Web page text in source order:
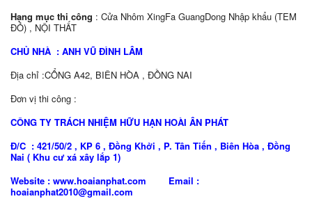
Hạng mục thi công : Cửa Nhôm XingFa GuangDong Nhập khẩu (TEM
ĐỎ) , NỘI THẤT
CHỦ NHÀ : ANH VŨ ĐÌNH LÂM
Địa chỉ :CỔNG A42, BIÊN HÒA , ĐỒNG NAI
Đơn vị thi công :
CÔNG TY TRÁCH NHIỆM HỮU HẠN HOÀI ÂN PHÁT
Đ/C : 421/50/2 , KP 6 , Đồng Khởi , P. Tân Tiến , Biên Hòa , Đồng
Nai ( Khu cư xá xây lắp 1)
Website : www.hoaianphat.com Email :
hoaianphat2010@gmail.com